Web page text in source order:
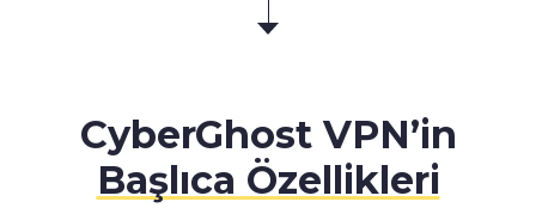
CyberGhost VPN’in
Başlıca Özellikleri